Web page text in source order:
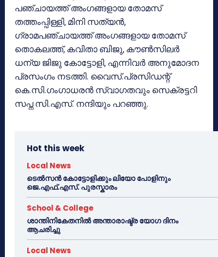
പഞ്ചായത്ത് അംഗങ്ങളായ തോമസ്
തത്തംപ്പിള്ളി, മിനി സത്യന്‍,
ഗ്രാമപഞ്ചായത്ത് അംഗങ്ങളായ തോമസ്
തൊകലത്ത്, കവിതാ ബിജു, കൗണ്‍സിലര്‍
ധന്യ ജിജു കോട്ടോളി, എന്നിവര്‍ അനുമോദന
പ്രസംഗം നടത്തി. വൈസ്.പ്രസിഡന്റ്
കെ.സി.ഗംഗാധരന്‍ സ്വാഗതവും സെക്രട്ടറി
സപ്ന സി.എസ്. നന്ദിയും പറഞ്ഞു.
Hot this week
Local News
ടെൽസൻ കോട്ടോളിക്കും ലിയോ പോളിനും
ജെ.എഫ്.എസ്. പുരസ്കാരം
School & College
ശാന്തിനികേതനിൽ അന്താരാഷ്ട്ര യോഗ ദിനം
ആചരിച്ചു
Local News